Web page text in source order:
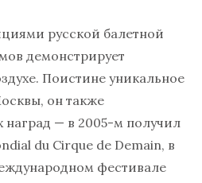
русской балетной
демонстрирует
Поистине уникальное
он также
наград — в 2005-м получил
du Cirque de Demain, в
фестивале